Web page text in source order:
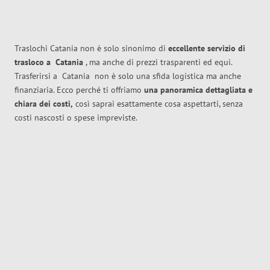
Traslochi Catania non è solo sinonimo di eccellente servizio di
trasloco a Catania , ma anche di prezzi trasparenti ed equi.
Trasferirsi a Catania non è solo una sfida logistica ma anche
finanziaria. Ecco perché ti offriamo una panoramica dettagliata e
chiara dei costi, così saprai esattamente cosa aspettarti, senza
costi nascosti o spese impreviste.